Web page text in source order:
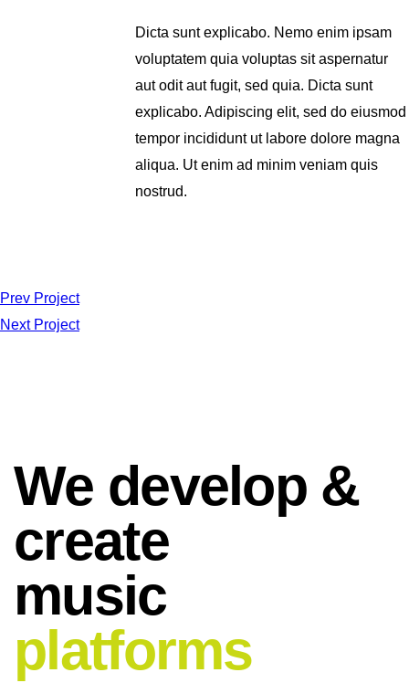
Dicta sunt explicabo. Nemo enim ipsam
voluptatem quia voluptas sit aspernatur
aut odit aut fugit, sed quia. Dicta sunt
explicabo. Adipiscing elit, sed do eiusmod
tempor incididunt ut labore dolore magna
aliqua. Ut enim ad minim veniam quis
nostrud.
Prev Project
Next Project
We develop &
create
music
platforms